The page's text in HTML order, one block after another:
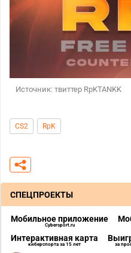
Источник: твиттер RpKTANKK
CS2 RpK
СПЕЦПРОЕКТЫ
Мобильное приложение
Cybersport.ru
Интерактивная карта
киберспорта за 15 лет за